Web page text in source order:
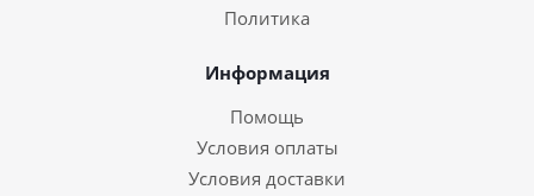
Политика
Информация
Помощь
Условия оплаты
Условия доставки